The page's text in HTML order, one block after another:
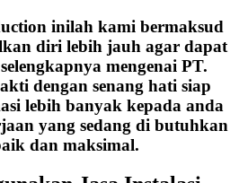
inilah kami bermaksud
diri lebih jauh agar dapat
mengenai PT.
dengan senang hati siap
lebih banyak kepada anda
yang sedang di butuhkan
dan maksimal.